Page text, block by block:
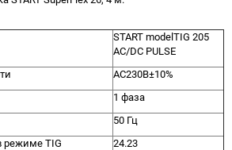
START modelTIG 205
AC/DC PULSE
AC230В±10%
1 фаза
50 Гц
режиме TIG
24.23